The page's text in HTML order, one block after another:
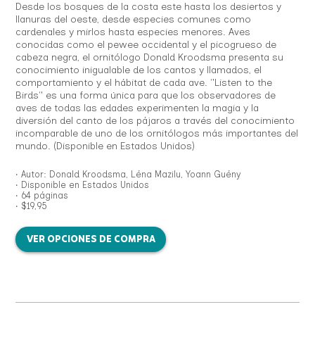
Desde los bosques de la costa este hasta los desiertos y
llanuras del oeste, desde especies comunes como
cardenales y mirlos hasta especies menores. Aves
conocidas como el pewee occidental y el picogrueso de
cabeza negra, el ornitólogo Donald Kroodsma presenta su
conocimiento inigualable de los cantos y llamados, el
comportamiento y el hábitat de cada ave. "Listen to the
Birds" es una forma única para que los observadores de
aves de todas las edades experimenten la magia y la
diversión del canto de los pájaros a través del conocimiento
incomparable de uno de los ornitólogos más importantes del
mundo. (Disponible en Estados Unidos)
• Autor: Donald Kroodsma, Léna Mazilu, Yoann Guény
• Disponible en Estados Unidos
• 64 páginas
• $19,95
VER OPCIONES DE COMPRA